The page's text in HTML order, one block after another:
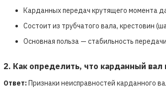
Карданных передач крутящего момента
Состоит из трубчатого вала, крестовин
Основная польза — стабильность
2. Как определить, что карданный
Ответ:Признаки неисправностей карданного